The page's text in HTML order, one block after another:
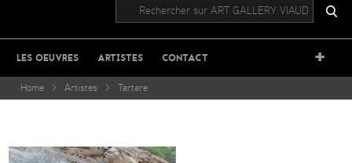
LES OEUVRES ARTISTES CONTACT +
Home > Artistes > Tartare